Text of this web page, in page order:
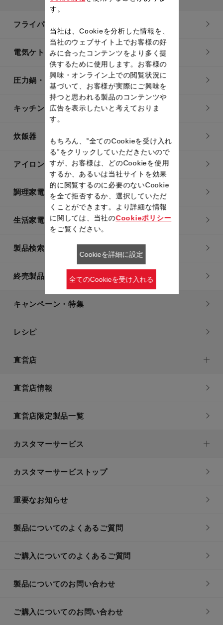
フライパン・鍋
電気ケトル
圧力鍋・電気圧力鍋
キッチン用品
炊飯器
アイロン・衣類スチーマー
調理家電
生活家電
製品検索一覧
終売製品一覧
キャンペーン・特集
レシピ
直営店
直営店情報
直営店限定製品一覧
カスタマーサービス
カスタマーサービストップ
重要なお知らせ
製品についてのよくあるご質問
ご購入についてのよくあるご質問
製品についてのお問い合わせ
ご購入についてのお問い合わせ
す。
当社は、Cookieを分析した情報を、
当社のウェブサイト上でお客様の好
みに合ったコンテンツをより多く提
供するために使用します。お客様の
興味・オンライン上での閲覧状況に
基づいて、お客様が実際にご興味を
持つと思われる製品のコンテンツや
広告を表示したいと考えておりま
す。
もちろん、”全てのCookieを受け入れ
る”をクリックしていただきたいので
すが、お客様は、どのCookieを使用
するか、あるいは当社サイトを効果
的に閲覧するのに必要のないCookie
を全て拒否するか、選択していただ
くことができます。より詳細な情報
に関しては、当社のCookieポリシー
をご覧ください。
Cookieを詳細に設定
全てのCookieを受け入れる